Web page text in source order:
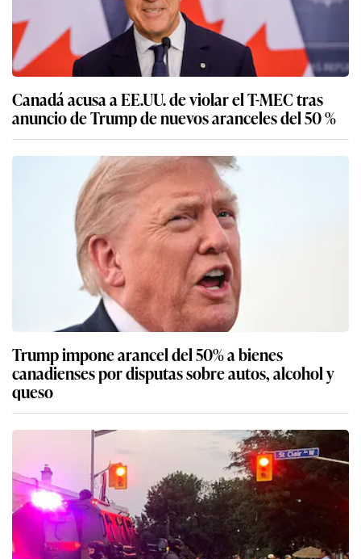
Canadá acusa a EE.UU. de violar el T-MEC tras
anuncio de Trump de nuevos aranceles del 50 %
Trump impone arancel del 50% a bienes
canadienses por disputas sobre autos, alcohol y
queso